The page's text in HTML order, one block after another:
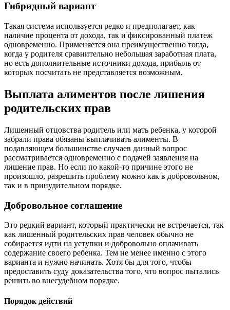
Гибридный вариант
Такая система используется редко и предполагает, как
наличие процента от дохода, так и фиксированный платеж
одновременно. Применяется она преимущественно тогда,
когда у родителя сравнительно небольшая заработная плата,
но есть дополнительные источники дохода, прибыль от
которых посчитать не представляется возможным.
Выплата алиментов после лишения
родительских прав
Лишенный отцовства родитель или мать ребенка, у которой
забрали права обязаны выплачивать алименты. В
подавляющем большинстве случаев данный вопрос
рассматривается одновременно с подачей заявления на
лишение прав. Но если по какой-то причине этого не
произошло, разрешить проблему можно как в добровольном,
так и в принудительном порядке.
Добровольное соглашение
Это редкий вариант, который практически не встречается, так
как лишенный родительских прав человек обычно не
собирается идти на уступки и добровольно оплачивать
содержание своего ребенка. Тем не менее именно с этого
варианта и нужно начинать. Хотя бы для того, чтобы
предоставить суду доказательства того, что вопрос пытались
решить во внесудебном порядке.
Порядок действий